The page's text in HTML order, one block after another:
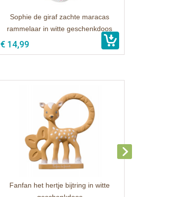
Sophie de giraf zachte maracas
rammelaar in witte geschenkdoos
€ 14,99
Fanfan het hertje bijtring in witte